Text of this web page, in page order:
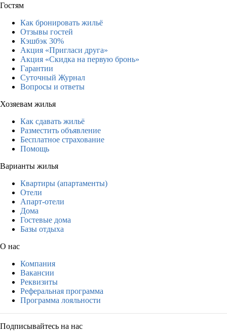
Гостям
Как бронировать жильё
Отзывы гостей
Кэшбэк 30%
Акция «Пригласи друга»
Акция «Скидка на первую бронь»
Гарантии
Суточный Журнал
Вопросы и ответы
Хозяевам жилья
Как сдавать жильё
Разместить объявление
Бесплатное страхование
Помощь
Варианты жилья
Квартиры (апартаменты)
Отели
Апарт-отели
Дома
Гостевые дома
Базы отдыха
О нас
Компания
Вакансии
Реквизиты
Реферальная программа
Программа лояльности
Подписывайтесь на нас